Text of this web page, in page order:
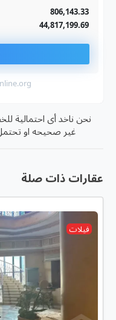
806,143.33
44,817,199.69
نحن ناخد أى احتمالية
غير صحيحه او تحتمل
عقارات ذات صلة
فيلات